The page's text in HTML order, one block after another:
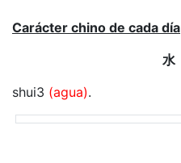
Carácter chino de cada día
水
shui3 (agua).